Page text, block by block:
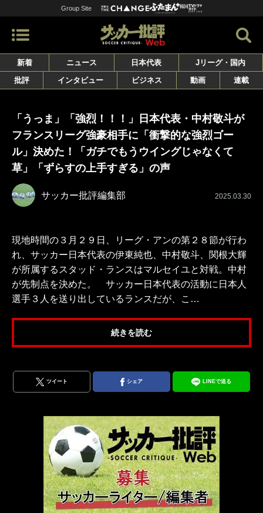
Group Site
新着 ニュース 日本代表
Jリーグ・国内
批評
インタビュー ビジネス 動画 連載
「うっま」「強烈！！！」日本代表・中村敬斗が
フランスリーグ強豪相手に「衝撃的な強烈ゴー
ル」決めた！「ガチでもうウイングじゃなくて
草」「ずらすの上手すぎる」の声
サッカー批評編集部 2025.03.30
現地時間の３月２９日、リーグ・アンの第２８節が行わ
れ、サッカー日本代表の伊東純也、中村敬斗、関根大輝
が所属するスタッド・ランスはマルセイユと対戦。中村
が先制点を決めた。 サッカー日本代表の活動に日本人
選手３人を送り出しているランスだが、こ…
続きを読む
ツイート シェア LINEで送る